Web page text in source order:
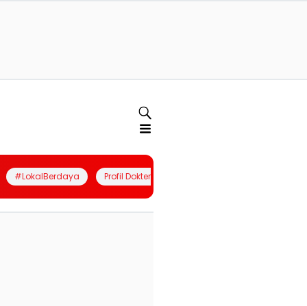
#LokalBerdaya Profil Dokter